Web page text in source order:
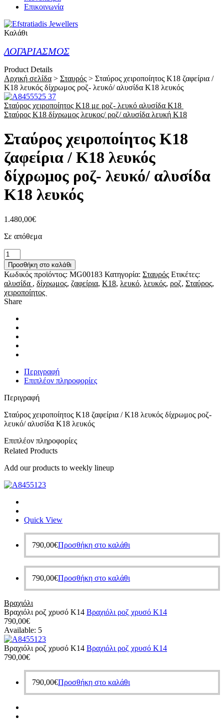
Επικοινωνία
Καλάθι
ΛΟΓΑΡΙΑΣΜΟΣ
Product Details
Αρχική σελίδα > Σταυρός > Σταύρος χειροποίητος Κ18 ζαφείρια /
Κ18 λευκός δίχρωμος ροζ- λευκό/ αλυσίδα Κ18 λευκός
Σταύρος χειροποίητος Κ18 με ροζ- λευκό αλυσίδα Κ18
Σταύρος Κ18 δίχρωμος λευκος/ ροζ/ αλυσίδα λευκή Κ18
Σταύρος χειροποίητος Κ18
ζαφείρια / Κ18 λευκός
δίχρωμος ροζ- λευκό/ αλυσίδα
Κ18 λευκός
1.480,00€
Σε απόθεμα
Σταύρος
χειροποίητος
Κ18
ζαφείρια
/
Κ18
λευκός
δίχρωμος
ροζ-
λευκό/
αλυσίδα
Κ18
ποσότητα
Προσθήκη στο καλάθι
Κωδικός προϊόντος: MG00183 Κατηγορία: Σταυρός Ετικέτες:
αλυσίδα , δίχρωμος, ζαφείρια, Κ18, λευκό, λευκός, ροζ, Σταύρος,
χειροποίητος
Share
Περιγραφή
Επιπλέον πληροφορίες
Περιγραφή
Σταύρος χειροποίητος Κ18 ζαφείρια / Κ18 λευκός δίχρωμος ροζ-
λευκό/ αλυσίδα Κ18 λευκός
Επιπλέον πληροφορίες
Related Products
Add our products to weekly lineup
Quick View
790,00€Προσθήκη στο καλάθι
790,00€Προσθήκη στο καλάθι
Βραχιόλι
Βραχιόλι ροζ χρυσό Κ14 Βραχιόλι ροζ χρυσό Κ14
790,00€
Available: 5
Βραχιόλι ροζ χρυσό Κ14 Βραχιόλι ροζ χρυσό Κ14
790,00€
790,00€Προσθήκη στο καλάθι